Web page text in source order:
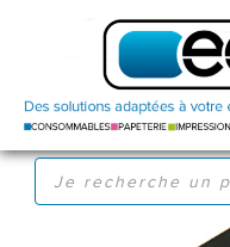
RECHERCHE
PRODUITS